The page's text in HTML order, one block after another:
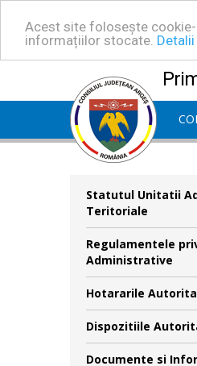
Acest site folosește
informațiilor stocate. Detalii
Statutul Unitatii
Teritoriale
Regulamentele
Administrative
Hotararile
Dispozitiile
Documente si